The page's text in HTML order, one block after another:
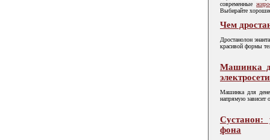
современные
Выбирайте
Чем
Дростанолон
красивой формы
Машинка
электросети
Машинка для
напрямую зависит
Сустанон:
фона